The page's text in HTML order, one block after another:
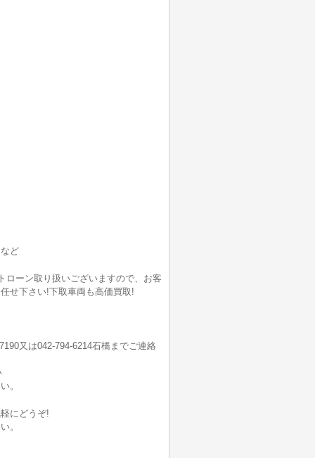
ど
ローン取り扱いございますので、お客
せ下さい!下取車両も高価買取!
又は042-794-6214石橋までご連絡
。
にどうぞ!
。